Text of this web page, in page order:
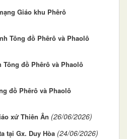
Giáo khu Phêrô
Tông đồ Phêrô và Phaolô
Tông đồ Phêrô và Phaolô
đồ Phêrô và Phaolô
xứ Thiên Ân (26/06/2026)
tại Gx. Duy Hòa (24/06/2026)